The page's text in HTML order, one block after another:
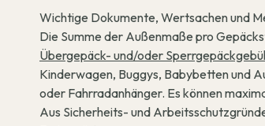
Wichtige Dokumente, Wertsachen und
Die Summe der Außenmaße pro
Übergepäck- und/oder
Kinderwagen, Buggys, Babybetten und
oder Fahrradanhänger. Es können
Aus Sicherheits- und